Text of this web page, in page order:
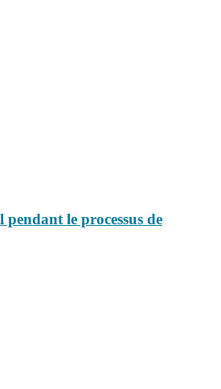
pendant le processus de